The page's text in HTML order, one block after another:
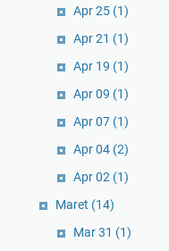
Apr 25 (1)
Apr 21 (1)
Apr 19 (1)
Apr 09 (1)
Apr 07 (1)
Apr 04 (2)
Apr 02 (1)
Maret (14)
Mar 31 (1)